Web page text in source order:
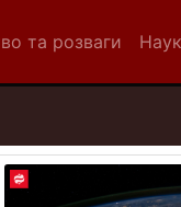
та розваги